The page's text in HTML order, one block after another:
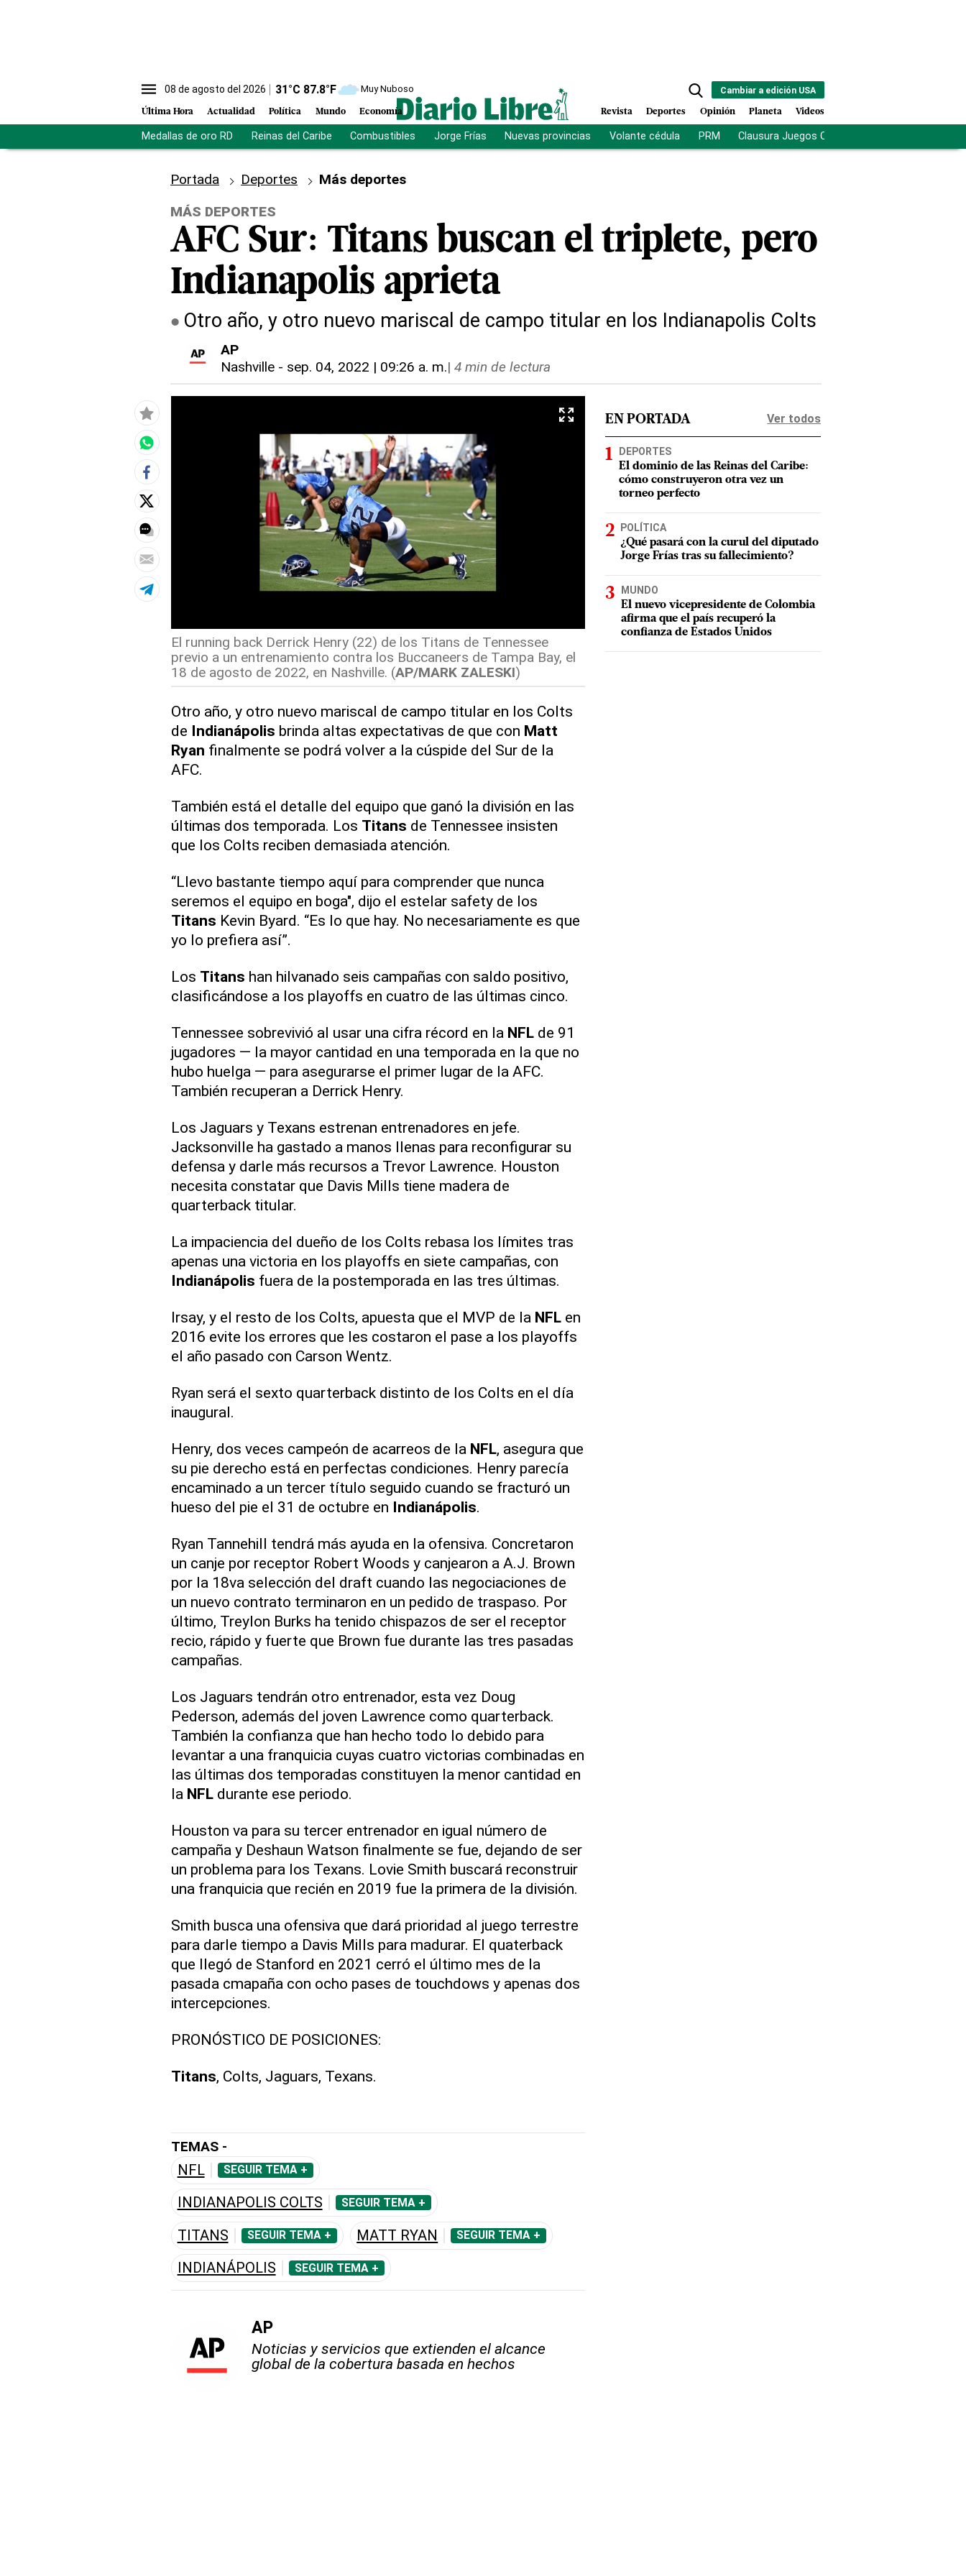
08 de agosto del 2026 31°C 87.8°F Muy Nuboso
Última Hora Actualidad Política Mundo Economía
Cambiar a edición USA
Revista Deportes Opinión Planeta Videos
Medallas de oro RD Reinas del Caribe Combustibles Jorge Frías Nuevas provincias Volante cédula PRM Clausura Juegos Centroamericanos
Portada Deportes
Más deportes
MÁS DEPORTES
AFC Sur: Titans buscan el triplete, pero
Indianapolis aprieta
Otro año, y otro nuevo mariscal de campo titular en los Indianapolis Colts
AP
Nashville - sep. 04, 2022 | 09:26 a. m.| 4 min de lectura
El running back Derrick Henry (22) de los Titans de Tennessee
previo a un entrenamiento contra los Buccaneers de Tampa Bay, el
18 de agosto de 2022, en Nashville. (AP/MARK ZALESKI)
Otro año, y otro nuevo mariscal de campo titular en los Colts
de Indianápolis brinda altas expectativas de que con Matt
Ryan finalmente se podrá volver a la cúspide del Sur de la
AFC.
También está el detalle del equipo que ganó la división en las
últimas dos temporada. Los Titans de Tennessee insisten
que los Colts reciben demasiada atención.
“Llevo bastante tiempo aquí para comprender que nunca
seremos el equipo en boga", dijo el estelar safety de los
Titans Kevin Byard. “Es lo que hay. No necesariamente es que
yo lo prefiera así”.
Los Titans han hilvanado seis campañas con saldo positivo,
clasificándose a los playoffs en cuatro de las últimas cinco.
Tennessee sobrevivió al usar una cifra récord en la NFLde 91
jugadores — la mayor cantidad en una temporada en la que no
hubo huelga — para asegurarse el primer lugar de la AFC.
También recuperan a Derrick Henry.
Los Jaguars y Texans estrenan entrenadores en jefe.
Jacksonville ha gastado a manos llenas para reconfigurar su
defensa y darle más recursos a Trevor Lawrence. Houston
necesita constatar que Davis Mills tiene madera de
quarterback titular.
La impaciencia del dueño de los Colts rebasa los límites tras
apenas una victoria en los playoffs en siete campañas, con
Indianápolis fuera de la postemporada en las tres últimas.
Irsay, y el resto de los Colts, apuesta que el MVP de la NFLen
2016 evite los errores que les costaron el pase a los playoffs
el año pasado con Carson Wentz.
Ryan será el sexto quarterback distinto de los Colts en el día
inaugural.
Henry, dos veces campeón de acarreos de la NFL, asegura que
su pie derecho está en perfectas condiciones. Henry parecía
encaminado a un tercer título seguido cuando se fracturó un
hueso del pie el 31 de octubre en Indianápolis.
Ryan Tannehill tendrá más ayuda en la ofensiva. Concretaron
un canje por receptor Robert Woods y canjearon a A.J. Brown
por la 18va selección del draft cuando las negociaciones de
un nuevo contrato terminaron en un pedido de traspaso. Por
último, Treylon Burks ha tenido chispazos de ser el receptor
recio, rápido y fuerte que Brown fue durante las tres pasadas
campañas.
Los Jaguars tendrán otro entrenador, esta vez Doug
Pederson, además del joven Lawrence como quarterback.
También la confianza que han hecho todo lo debido para
levantar a una franquicia cuyas cuatro victorias combinadas en
las últimas dos temporadas constituyen la menor cantidad en
la NFLdurante ese periodo.
Houston va para su tercer entrenador en igual número de
campaña y Deshaun Watson finalmente se fue, dejando de ser
un problema para los Texans. Lovie Smith buscará reconstruir
una franquicia que recién en 2019 fue la primera de la división.
Smith busca una ofensiva que dará prioridad al juego terrestre
para darle tiempo a Davis Mills para madurar. El quaterback
que llegó de Stanford en 2021 cerró el último mes de la
pasada cmapaña con ocho pases de touchdows y apenas dos
intercepciones.
PRONÓSTICO DE POSICIONES:
Titans, Colts, Jaguars, Texans.
TEMAS -
NFL SEGUIR TEMA +
INDIANAPOLIS COLTS SEGUIR TEMA +
TITANS SEGUIR TEMA + MATT RYAN SEGUIR TEMA +
INDIANÁPOLIS SEGUIR TEMA +
AP
Noticias y servicios que extienden el alcance
global de la cobertura basada en hechos
EN PORTADA Ver todos
DEPORTES
El dominio de las Reinas del Caribe:
cómo construyeron otra vez un
torneo perfecto
POLÍTICA
¿Qué pasará con la curul del diputado
Jorge Frías tras su fallecimiento?
MUNDO
El nuevo vicepresidente de Colombia
afirma que el país recuperó la
confianza de Estados Unidos